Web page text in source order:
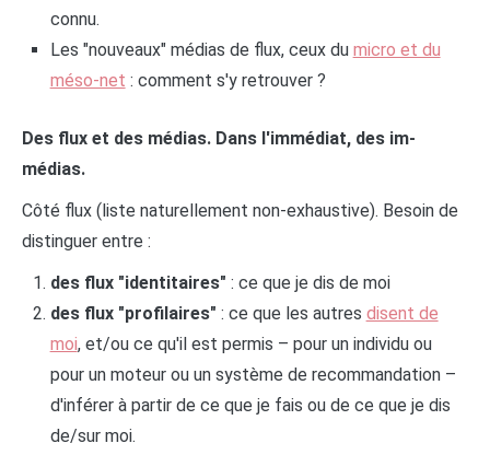
connu.
Les "nouveaux" médias de flux, ceux du micro et du
méso-net : comment s'y retrouver ?
Des flux et des médias. Dans l'immédiat, des im-
médias.
Côté flux (liste naturellement non-exhaustive). Besoin de
distinguer entre :
des flux "identitaires" : ce que je dis de moi
des flux "profilaires" : ce que les autres disent de
moi, et/ou ce qu'il est permis – pour un individu ou
pour un moteur ou un système de recommandation –
d'inférer à partir de ce que je fais ou de ce que je dis
de/sur moi.